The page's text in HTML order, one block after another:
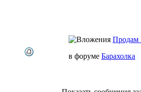
Продам
в форуме Барахолка